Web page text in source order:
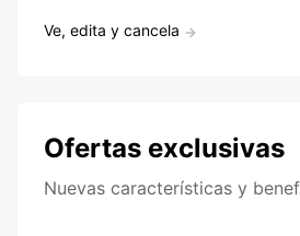
Ve, edita y cancela
Ofertas exclusivas
Nuevas características y